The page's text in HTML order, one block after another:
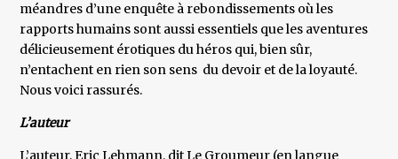
méandres d’une enquête à rebondissements où les
rapports humains sont aussi essentiels que les aventures
délicieusement érotiques du héros qui, bien sûr,
n’entachent en rien son sens du devoir et de la loyauté.
Nous voici rassurés.
L’auteur
L’auteur, Eric Lehmann, dit Le Groumeur (en langue